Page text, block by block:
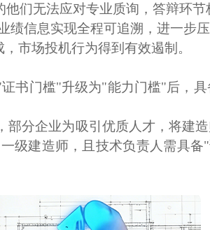
们无法应对专业质询，答辩环节
信息实现全程可追溯，进一步
市场投机行为得到有效遏制。
书门槛"升级为"能力门槛"后，
，部分企业为吸引优质人才，将建
级建造师，且技术负责人需具